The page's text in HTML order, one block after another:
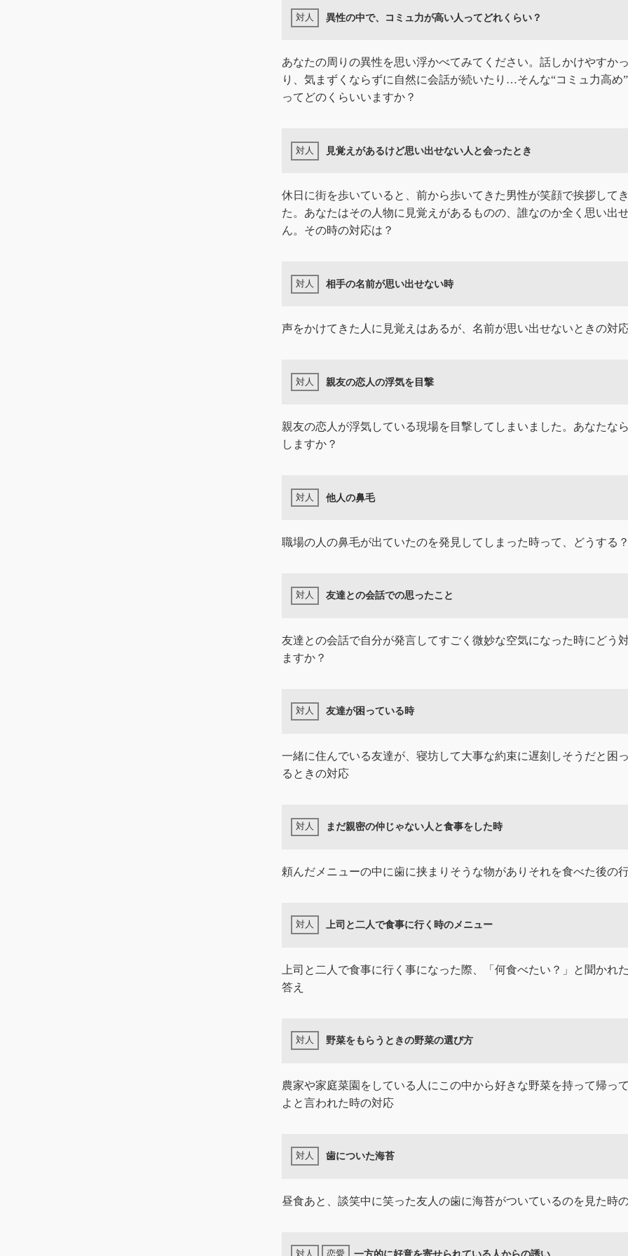
異性の中で、コミュ力が高い人ってどれくらい？
あなたの周りの異性を思い浮かべてみてください。話しかけやすか
り、気まずくならずに自然に会話が続いたり…そんな“コミュ力高め
ってどのくらいいますか？
見覚えがあるけど思い出せない人と会ったとき
休日に街を歩いていると、前から歩いてきた男性が笑顔で挨拶して
た。あなたはその人物に見覚えがあるものの、誰なのか全く思い出
ん。その時の対応は？
相手の名前が思い出せない時
声をかけてきた人に見覚えはあるが、名前が思い出せないときの対
親友の恋人の浮気を目撃
親友の恋人が浮気している現場を目撃してしまいました。あなたな
しますか？
他人の鼻毛
職場の人の鼻毛が出ていたのを発見してしまった時って、どうする
友達との会話での思ったこと
友達との会話で自分が発言してすごく微妙な空気になった時にどう
ますか？
友達が困っている時
一緒に住んでいる友達が、寝坊して大事な約束に遅刻しそうだと困
るときの対応
まだ親密の仲じゃない人と食事をした時
頼んだメニューの中に歯に挟まりそうな物がありそれを食べた後の
上司と二人で食事に行く時のメニュー
上司と二人で食事に行く事になった際、「何食べたい？」と聞かれ
答え
野菜をもらうときの野菜の選び方
農家や家庭菜園をしている人にこの中から好きな野菜を持って帰っ
よと言われた時の対応
歯についた海苔
昼食あと、談笑中に笑った友人の歯に海苔がついているのを見た時